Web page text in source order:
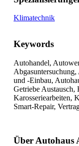
Klimatechnik
Keywords
Autohandel,
und -Einbau,
Getriebe Austausch,
Karosseriearbeiten,
Smart-Repair,
Über Autohaus